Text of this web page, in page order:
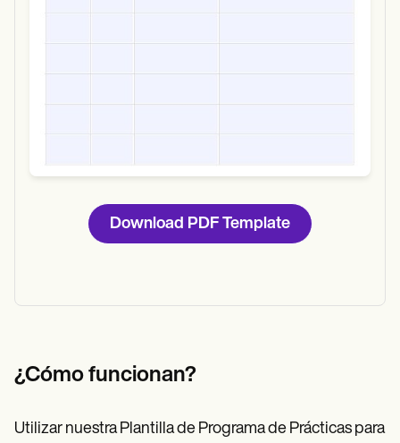
Download PDF Template
¿Cómo funcionan?
Utilizar nuestra Plantilla de Programa de Prácticas para